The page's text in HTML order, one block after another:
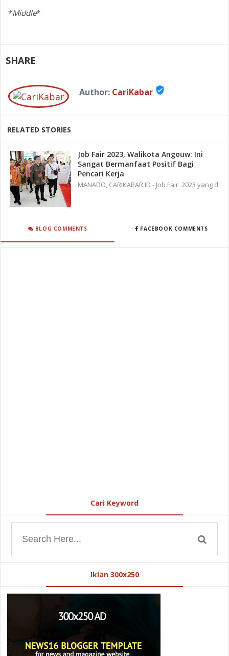
*Middle*
SHARE
Author: CariKabar verified_user
RELATED STORIES
Job Fair 2023, Walikota Angouw: Ini
Sangat Bermanfaat Positif Bagi
Pencari Kerja
MANADO, CARIKABAR.ID - Job Fair 2023 yang d
BLOG COMMENTS FACEBOOK COMMENTS
Cari Keyword
Iklan 300x250